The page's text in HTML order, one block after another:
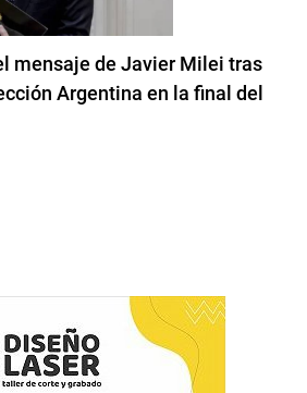
mensaje de Javier Milei tras
Argentina en la final del